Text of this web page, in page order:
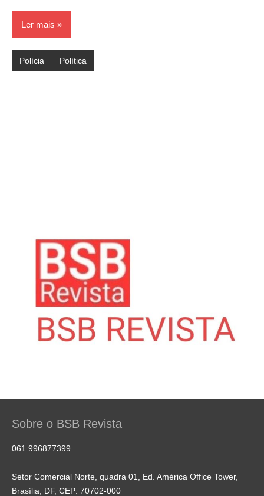
Ler mais
Polícia Política
Sobre o BSB Revista
061 996877399
Setor Comercial Norte, quadra 01, Ed. América Office Tower,
Brasília, DF, CEP: 70702-000